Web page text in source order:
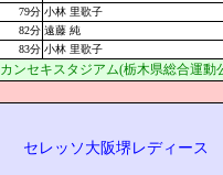
79分 小林 里歌子
82分 遠藤 純
83分 小林 里歌子
カンセキスタジアム(栃木県総合運動
セレッソ大阪堺レディース